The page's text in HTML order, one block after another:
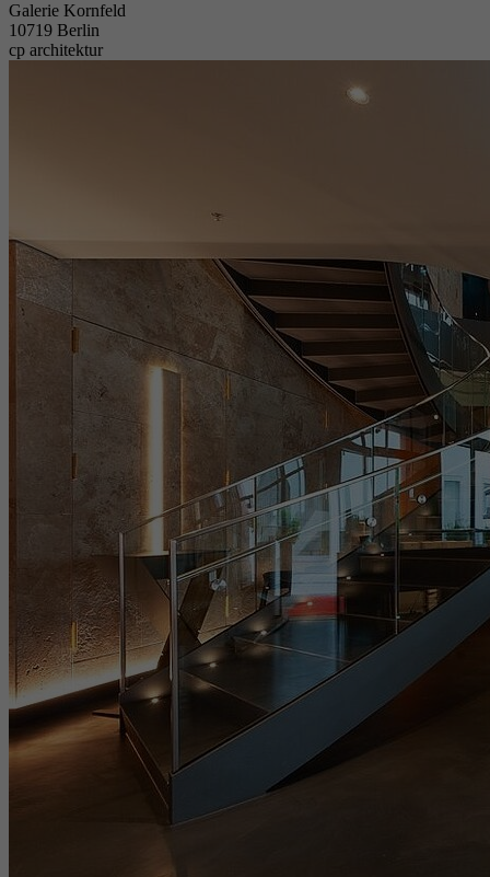
Galerie Kornfeld
10719 Berlin
cp architektur